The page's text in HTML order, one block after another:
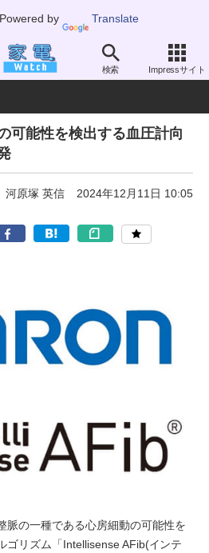
Powered by Translate
検索 Impressサイト
健康家電
可能性を検出する血圧計向
河原塚 英信 2024年12月11日 10:05
脈の一種である心房細動の可能性を
ゴリズム「Intellisense AFib(インテ